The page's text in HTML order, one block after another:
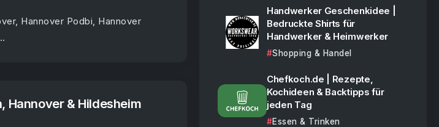
Hannover Podbi, Hannover
Hannover & Hildesheim
Handwerker Geschenkidee |
Bedruckte Shirts für
Handwerker & Heimwerker
Shopping & Handel
Chefkoch.de | Rezepte,
Kochideen & Backtipps für
jeden Tag
Essen & Trinken